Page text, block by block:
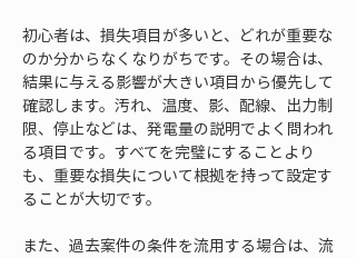
初心者は、損失項目が多いと、どれが重要な
のか分からなくなりがちです。その場合は、
結果に与える影響が大きい項目から優先して
確認します。汚れ、温度、影、配線、出力制
限、停止などは、発電量の説明でよく問われ
る項目です。すべてを完璧にすることより
も、重要な損失について根拠を持って設定す
ることが大切です。
また、過去案件の条件を流用する場合は、流